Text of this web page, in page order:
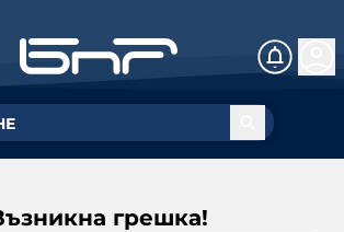
грешка!